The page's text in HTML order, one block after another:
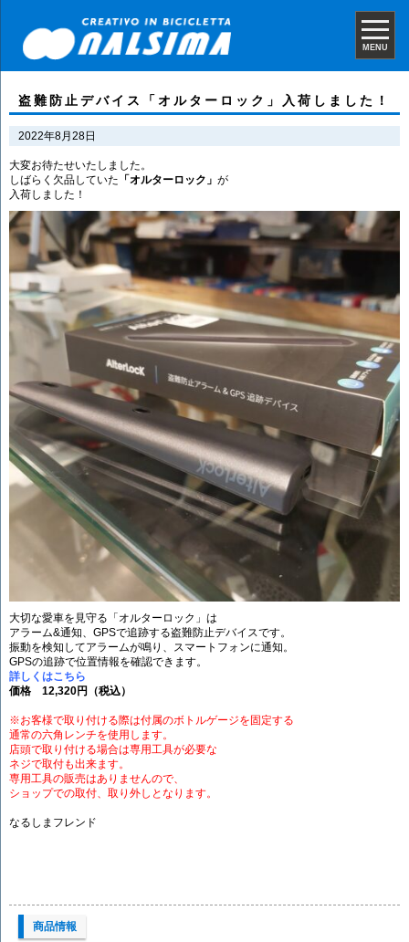
MENU
盗難防止デバイス「オルターロック」入荷しました！
2022年8月28日
大変お待たせいたしました。
しばらく欠品していた 「オルターロック」 が
入荷しました！
大切な愛車を見守る「オルターロック」は
アラーム&通知、GPSで追跡する盗難防止デバイスです。
振動を検知してアラームが鳴り、スマートフォンに通知。
GPSの追跡で位置情報を確認できます。
詳しくはこちら
価格 12,320円（税込）
※お客様で取り付ける際は付属のボトルゲージを固定する
通常の六角レンチを使用します。
店頭で取り付ける場合は専用工具が必要な
ネジで取付も出来ます。
専用工具の販売はありませんので、
ショップでの取付、取り外しとなります。
なるしまフレンド
商品情報